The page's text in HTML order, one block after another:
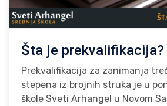
Šta je prekvalifikacija?
Prekvalifikacija za zanimanja
stepena iz brojnih struka je u
škole Sveti Arhangel u Novom